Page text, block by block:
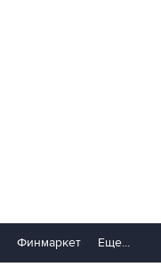
Финмаркет Еще...